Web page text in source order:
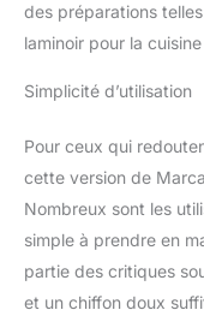
des préparations
laminoir pour la
Simplicité d’utilisation
Pour ceux qui
cette version de
Nombreux sont les
simple à prendre en
partie des critiques
et un chiffon doux